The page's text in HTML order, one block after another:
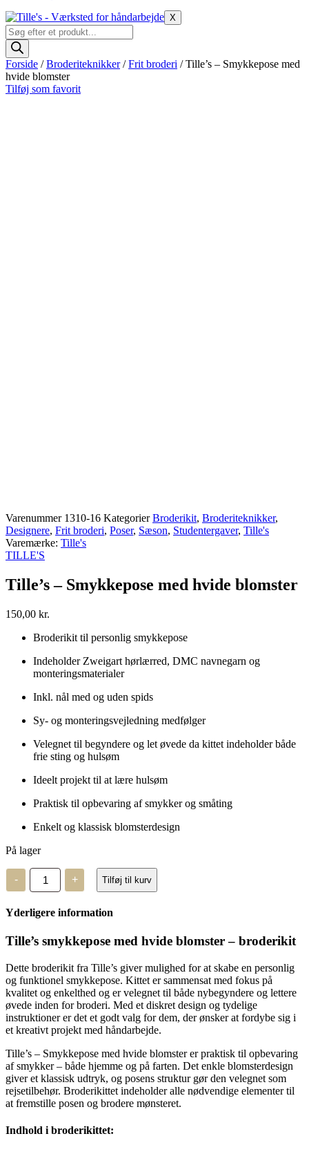
X
Products
search
Forside /Broderiteknikker/Frit broderi / Tille’s – Smykkepose med
hvide blomster
Tilføj som favorit
Varenummer 1310-16 Kategorier Broderikit, Broderiteknikker,
Designere, Frit broderi, Poser, Sæson, Studentergaver, Tille's
Varemærke: Tille's
TILLE'S
Tille’s – Smykkepose med hvide blomster
150,00 kr.
Broderikit til personlig smykkepose
Indeholder Zweigart hørlærred, DMC navnegarn og
monteringsmaterialer
Inkl. nål med og uden spids
Sy- og monteringsvejledning medfølger
Velegnet til begyndere og let øvede da kittet indeholder både
frie sting og hulsøm
Ideelt projekt til at lære hulsøm
Praktisk til opbevaring af smykker og småting
Enkelt og klassisk blomsterdesign
På lager
-
Tille's
Smykkepose
med
hvide
antal
+ Tilføj til kurv
Yderligere information
Tille’s smykkepose med hvide blomster – broderikit
Dette broderikit fra Tille’s giver mulighed for at skabe en personlig
og funktionel smykkepose. Kittet er sammensat med fokus på
kvalitet og enkelthed og er velegnet til både nybegyndere og lettere
øvede inden for broderi. Med et diskret design og tydelige
instruktioner er det et godt valg for dem, der ønsker at fordybe sig i
et kreativt projekt med håndarbejde.
Tille’s – Smykkepose med hvide blomster er praktisk til opbevaring
af smykker – både hjemme og på farten. Det enkle blomsterdesign
giver et klassisk udtryk, og posens struktur gør den velegnet som
rejsetilbehør. Broderikittet indeholder alle nødvendige elementer til
at fremstille posen og brodere mønsteret.
Indhold i broderikittet: